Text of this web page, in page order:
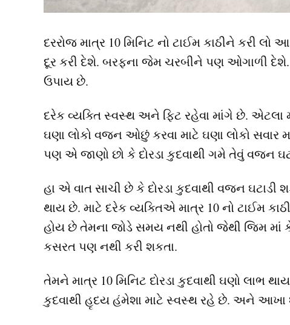
દરરોજ માત્ર 10 મિનિટ નો ટાઈમ કાઠીને કરી
દૂર કરી દેશે. બરફના જેમ ચરબીને પણ ઓગાળી
ઉપાય છે.
દરેક વ્યક્તિ સ્વસ્થ અને ફિટ રહેવા માંગે છે. એટલા
ઘણા લોકો વજન ઓછું કરવા માટે ઘણા લોકો સવાર
પણ એ જાણો છો કે દોરડા કુદવાથી ગમે તેવું વજન
હા એ વાત સાચી છે કે દોરડા કુદવાથી વજન
થાય છે. માટે દરેક વ્યક્તિએ માત્ર 10 નો ટાઈમ
હોય છે તેમના જોડે સમય નથી હોતો જેથી જિમ માં
કસરત પણ નથી કરી શકતા.
તેમને માત્ર 10 મિનિટ દોરડા કુદવાથી ઘણો લાભ
કુદવાથી હૃદય હંમેશા માટે સ્વસ્થ રહે છે. અને આખા